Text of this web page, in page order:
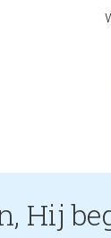
Hij